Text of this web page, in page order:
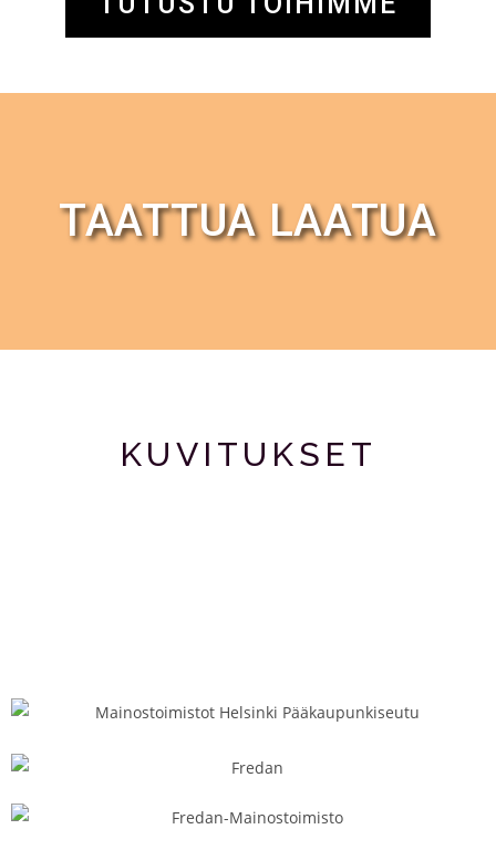
TAATTUA LAATUA
KUVITUKSET